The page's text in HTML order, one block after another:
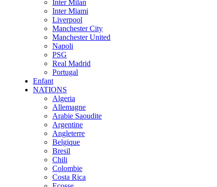
Inter Milan
Inter Miami
Liverpool
Manchester City
Manchester United
Napoli
PSG
Real Madrid
Portugal
Enfant
NATIONS
Algeria
Allemagne
Arabie Saoudite
Argentine
Angleterre
Belgique
Bresil
Chili
Colombie
Costa Rica